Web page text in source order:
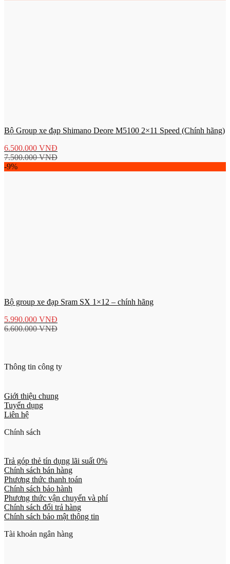
Bộ Group xe đạp Shimano Deore M5100 2×11 Speed (Chính hãng)
6.500.000 VNĐ
7.500.000VNĐ
-9%
Bộ group xe đạp Sram SX 1×12 – chính hãng
5.990.000 VNĐ
6.600.000VNĐ
Thông tin công ty
Giới thiệu chung
Tuyển dụng
Liên hệ
Chính sách
Trả góp thẻ tín dụng lãi suất 0%
Chính sách bán hàng
Phương thức thanh toán
Chính sách bảo hành
Phương thức vận chuyển và phí
Chính sách đổi trả hàng
Chính sách bảo mật thông tin
Tài khoản ngân hàng